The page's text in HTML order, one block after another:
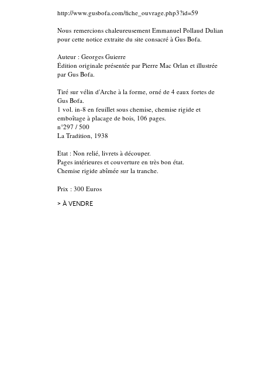
http://www.gusbofa.com/fiche_ouvrage.php3?id=59
Nous remercions chaleureusement Emmanuel Pollaud Dulian
pour cette notice extraite du site consacré à Gus Bofa.
Auteur : Georges Guierre
Édition originale présentée par Pierre Mac Orlan et illustrée
par Gus Bofa.
Tiré sur vélin d'Arche à la forme, orné de 4 eaux fortes de
Gus Bofa.
1 vol. in-8 en feuillet sous chemise, chemise rigide et
emboîtage à placage de bois, 106 pages.
n°297 / 500
La Tradition, 1938
Etat : Non relié, livrets à découper.
Pages intérieures et couverture en très bon état.
Chemise rigide abîmée sur la tranche.
Prix : 300 Euros
> À VENDRE